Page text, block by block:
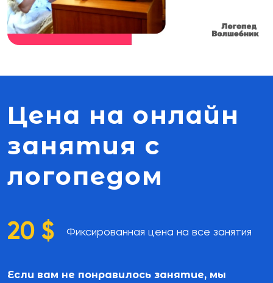
Цена на онлайн
занятия с
логопедом
20 $
Фиксированная цена на все занятия
Если вам не понравилось занятие, мы